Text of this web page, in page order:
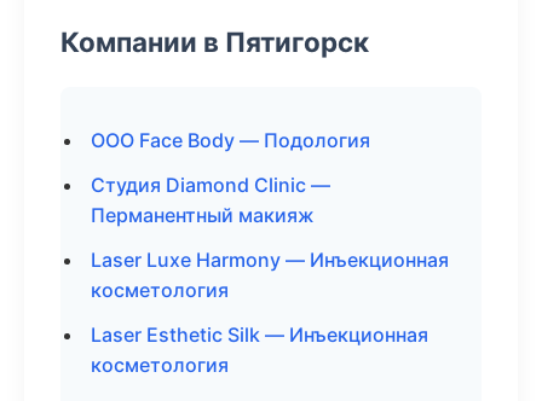
Компании в Пятигорск
ООО Face Body — Подология
Студия Diamond Clinic —
Перманентный макияж
Laser Luxe Harmony — Инъекционная
косметология
Laser Esthetic Silk — Инъекционная
косметология